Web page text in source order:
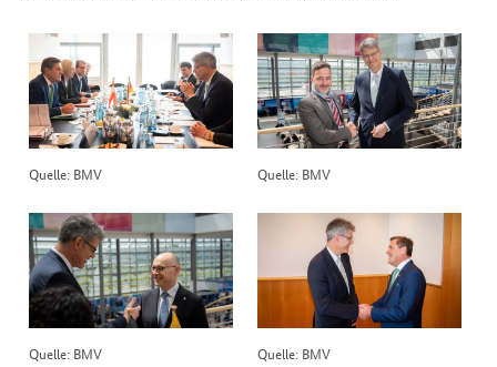
Quelle: BMV Quelle: BMV
Quelle: BMV Quelle: BMV